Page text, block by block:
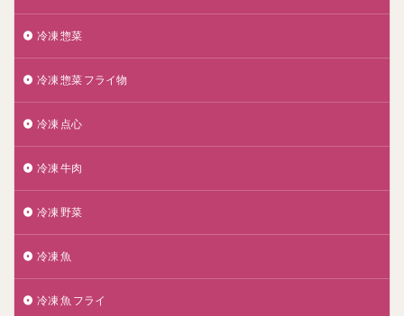
冷凍 惣菜
冷凍 惣菜 フライ物
冷凍 点心
冷凍 牛肉
冷凍 野菜
冷凍 魚
冷凍 魚 フライ